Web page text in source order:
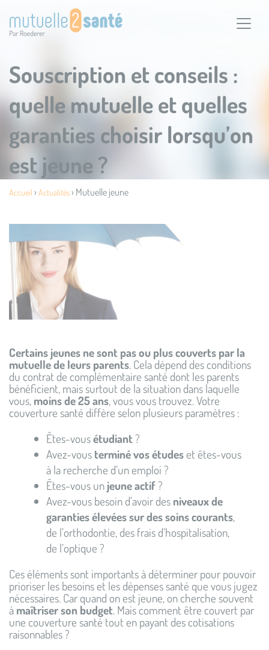
Souscription et conseils :
quelle mutuelle et quelles
garanties choisir lorsqu’on
est jeune ?
Accueil › Actualités› Mutuelle jeune
Certains jeunes ne sont pas ou plus couverts par la
mutuelle de leurs parents. Cela dépend des conditions
du contrat de complémentaire santé dont les parents
bénéficient, mais surtout de la situation dans laquelle
vous, moins de 25 ans, vous vous trouvez. Votre
couverture santé diffère selon plusieurs paramètres :
Êtes-vousétudiant?
Avez-vous terminé vos études et êtes-vous
à la recherche d’un emploi ?
Êtes-vous un jeune actif?
Avez-vous besoin d’avoir des niveaux de
garanties élevées sur des soins courants,
de l’orthodontie, des frais d’hospitalisation,
de l’optique ?
Ces éléments sont importants à déterminer pour pouvoir
prioriser les besoins et les dépenses santé que vous jugez
nécessaires. Car quand on est jeune, on cherche souvent
à maîtriser son budget. Mais comment être couvert par
une couverture santé tout en payant des cotisations
raisonnables ?